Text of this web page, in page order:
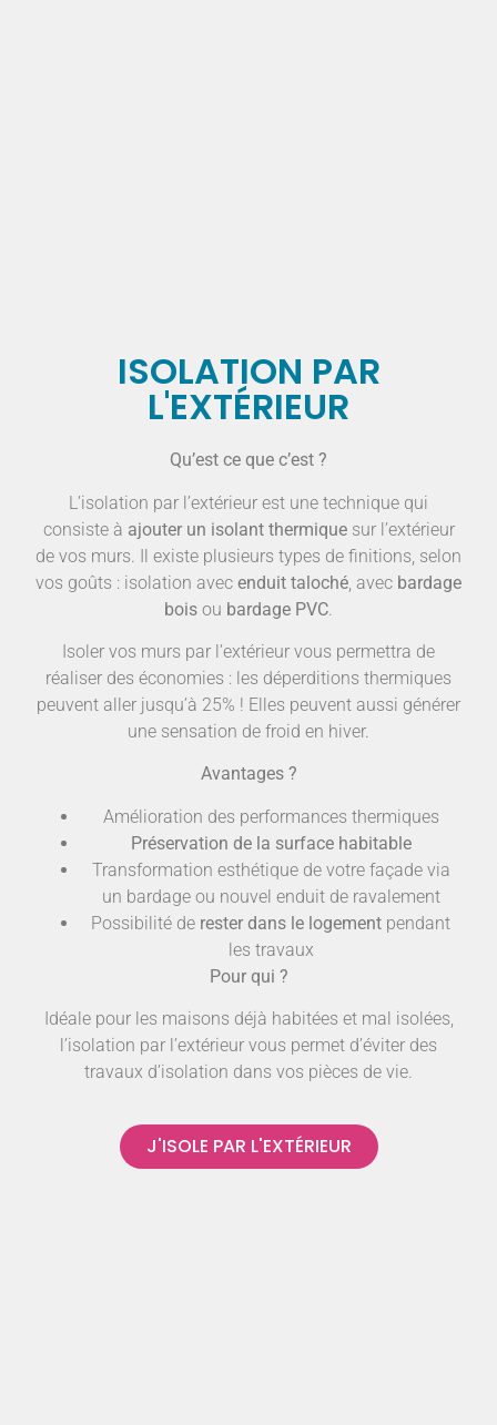
ISOLATION PAR
L'EXTÉRIEUR
Qu’est ce que c’est ?
L’isolation par l’extérieur est une technique qui
consiste à ajouter un isolant thermiquesur l’extérieur
de vos murs. Il existe plusieurs types de finitions, selon
vos goûts : isolation avec enduit taloché , avec bardage
bois ou bardage PVC
Isoler vos murs par l’extérieur vous permettra de
réaliser des économies : les déperditions thermiques
peuvent aller jusqu’à 25% ! Elles peuvent aussi générer
une sensation de froid en hiver.
Avantages ?
Amélioration des performances thermiques
Préservation de la surface habitable
Transformation esthétique de votre façade via
un bardage ou nouvel enduit de ravalement
Possibilité de rester dans le logement pendant
les travaux
Pour qui ?
Idéale pour les maisons déjà habitées et mal isolées,
l’isolation par l’extérieur vous permet d’éviter des
travaux d’isolation dans vos pièces de vie.
J'ISOLE PAR L'EXTÉRIEUR